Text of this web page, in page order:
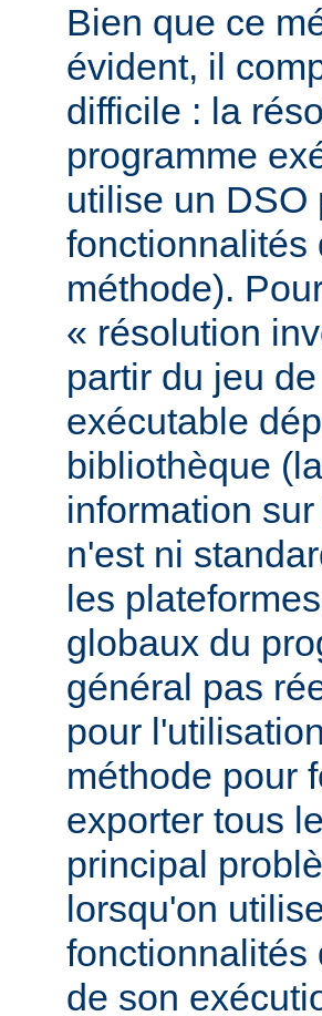
Bien que ce
évident, il
difficile : la
programme
utilise un DSO
fonctionnalités
méthode).
« résolution
partir du jeu
exécutable
bibliothèque
information
n'est ni
les
globaux du
général pas
pour
méthode pour
exporter tous
principal
lorsqu'on
fonctionnalités
de son